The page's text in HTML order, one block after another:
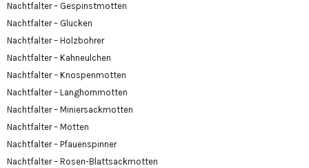
Nachtfalter – Gespinstmotten
Nachtfalter – Glucken
Nachtfalter – Holzbohrer
Nachtfalter – Kahneulchen
Nachtfalter – Knospenmotten
Nachtfalter – Langhornmotten
Nachtfalter – Miniersackmotten
Nachtfalter – Motten
Nachtfalter – Pfauenspinner
Nachtfalter – Rosen-Blattsackmotten